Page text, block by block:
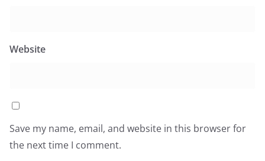
Website
Save my name, email, and website in this browser for
the next time I comment.